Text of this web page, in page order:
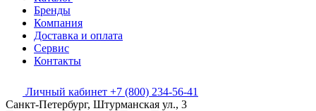
Бренды
Компания
Доставка и оплата
Сервис
Контакты
Личный кабинет +7 (800) 234-56-41
Санкт-Петербург, Штурманская ул., 3